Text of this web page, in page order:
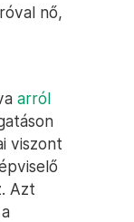
nő,
arról
viszont
Azt